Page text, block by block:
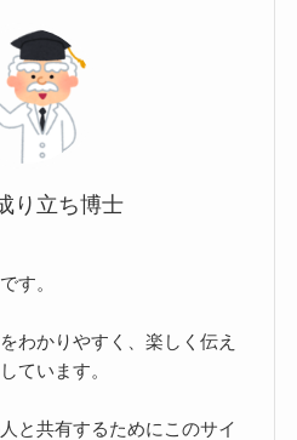
り立ち博士
す。
わかりやすく、楽しく伝え
ています。
と共有するためにこのサイ